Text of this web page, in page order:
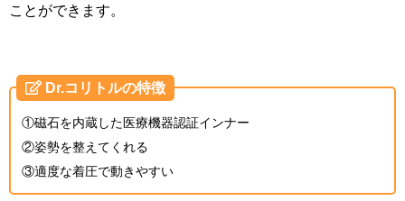
ことができます。
Dr.コリトルの特徴
①磁石を内蔵した医療機器認証インナー
②姿勢を整えてくれる
③適度な着圧で動きやすい